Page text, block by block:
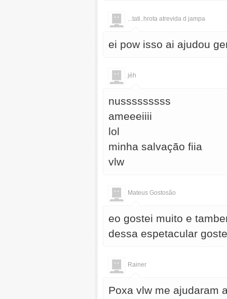
...tati..hrota atrevida d jampa
ei pow isso ai ajudou
jéh
nusssssssss
ameeeiiii
lol
minha salvação fiia
vlw
Mateus Gostosão
eo gostei muito e
dessa espetacular
Rainer
Poxa vlw me ajudaram